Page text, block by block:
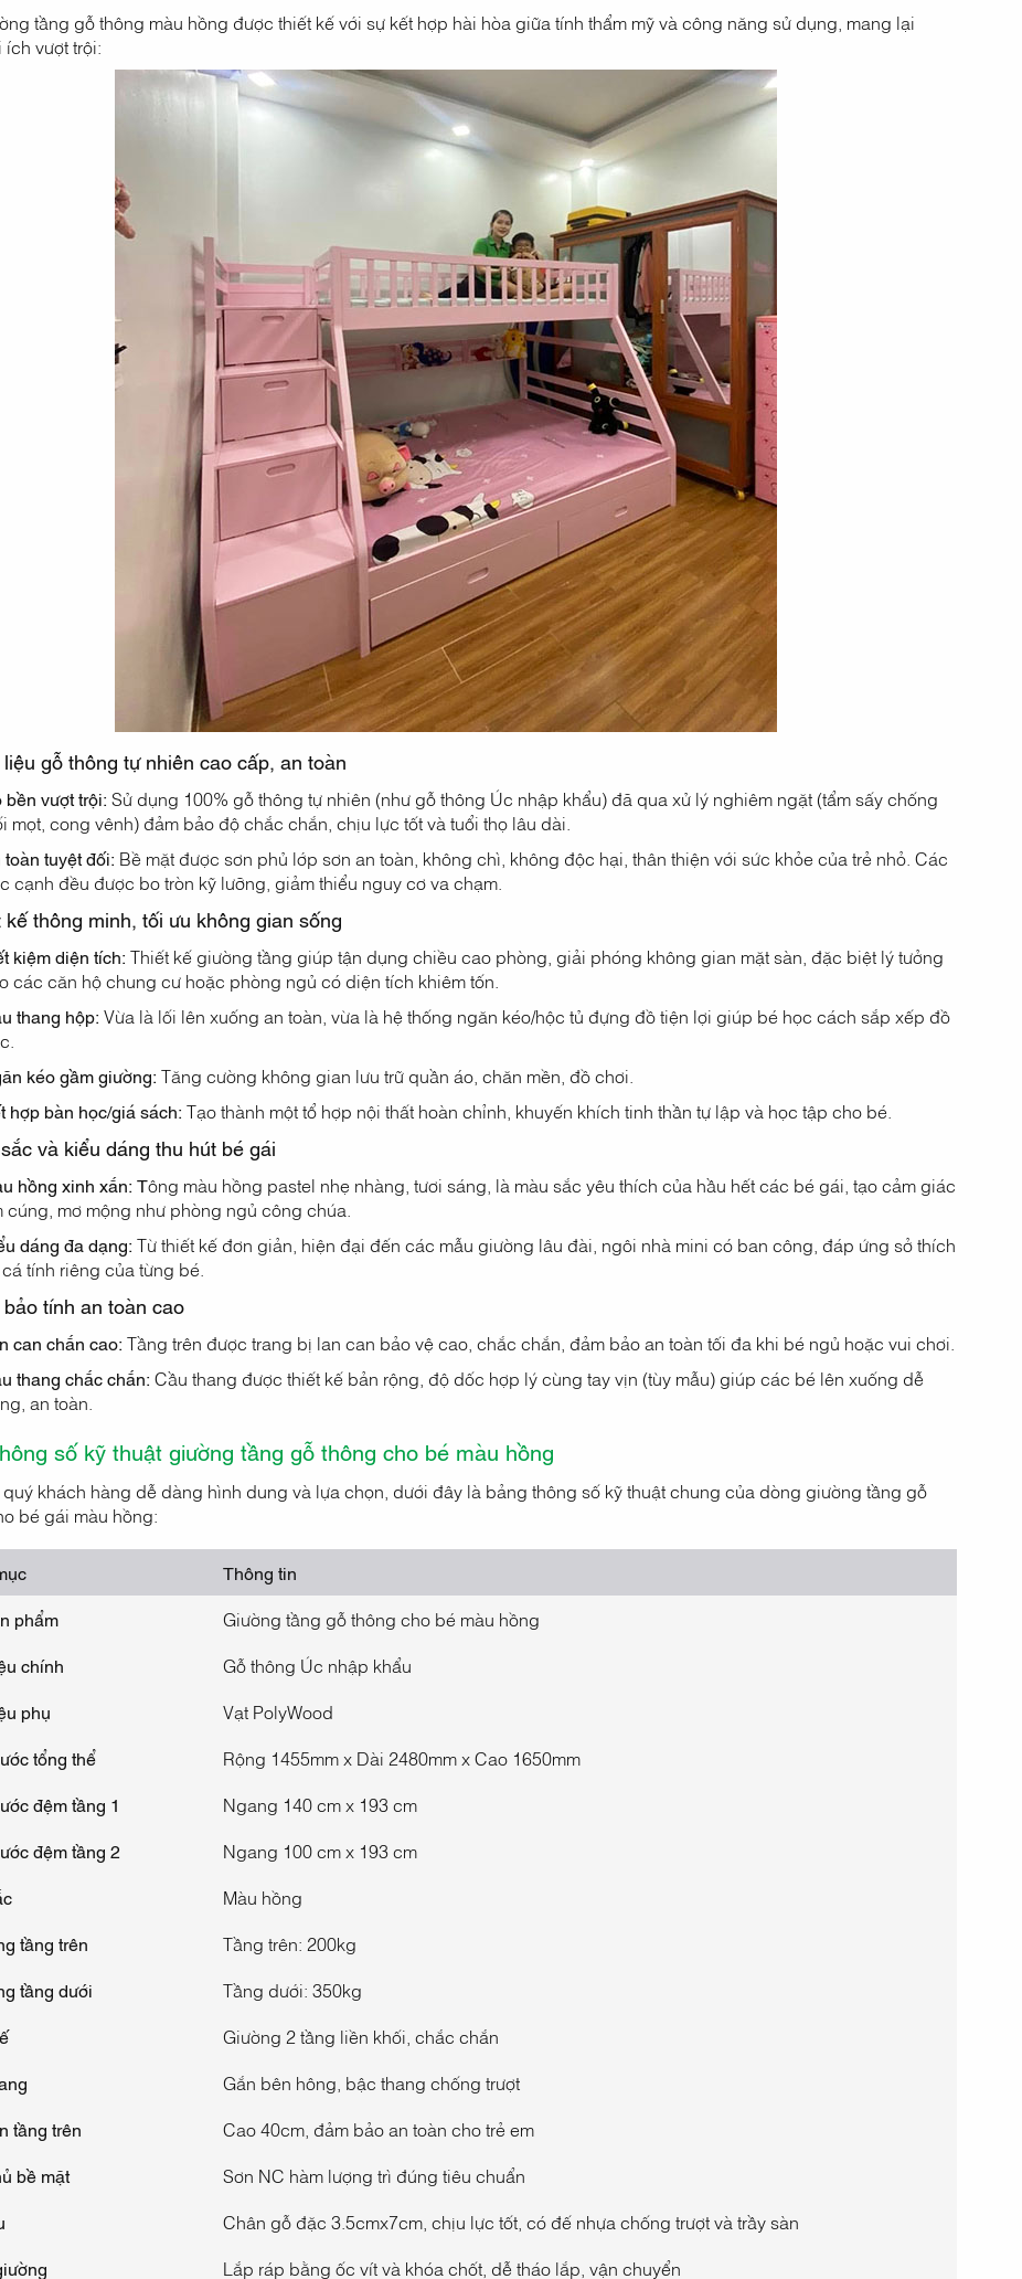
tầng gỗ thông màu hồng được thiết kế với sự kết hợp hài hòa giữa tính thẩm mỹ và công năng sử dụng, mang lại
ích vượt trội:
gỗ thông tự nhiên cao cấp, an toàn
vượt trội: Sử dụng 100% gỗ thông tự nhiên (như gỗ thông Úc nhập khẩu) đã qua xử lý nghiêm ngặt (tẩm sấy chống
mọt, cong vênh) đảm bảo độ chắc chắn, chịu lực tốt và tuổi thọ lâu dài.
toàn tuyệt đối: Bề mặt được sơn phủ lớp sơn an toàn, không chì, không độc hại, thân thiện với sức khỏe của trẻ nhỏ. Các
cạnh đều được bo tròn kỹ lưỡng, giảm thiểu nguy cơ va chạm.
kế thông minh, tối ưu không gian sống
kiệm diện tích: Thiết kế giường tầng giúp tận dụng chiều cao phòng, giải phóng không gian mặt sàn, đặc biệt lý tưởng
các căn hộ chung cư hoặc phòng ngủ có diện tích khiêm tốn.
thang hộp: Vừa là lối lên xuống an toàn, vừa là hệ thống ngăn kéo/hộc tủ đựng đồ tiện lợi giúp bé học cách sắp xếp đồ
kéo gầm giường: Tăng cường không gian lưu trữ quần áo, chăn mền, đồ chơi.
hợp bàn học/giá sách: Tạo thành một tổ hợp nội thất hoàn chỉnh, khuyến khích tinh thần tự lập và học tập cho bé.
và kiểu dáng thu hút bé gái
hồng xinh xắn: Tông màu hồng pastel nhẹ nhàng, tươi sáng, là màu sắc yêu thích của hầu hết các bé gái, tạo cảm giác
cúng, mơ mộng như phòng ngủ công chúa.
dáng đa dạng: Từ thiết kế đơn giản, hiện đại đến các mẫu giường lâu đài, ngôi nhà mini có ban công, đáp ứng sở thích
tính riêng của từng bé.
tính an toàn cao
can chắn cao: Tầng trên được trang bị lan can bảo vệ cao, chắc chắn, đảm bảo an toàn tối đa khi bé ngủ hoặc vui chơi.
thang chắc chắn: Cầu thang được thiết kế bản rộng, độ dốc hợp lý cùng tay vịn (tùy mẫu) giúp các bé lên xuống dễ
an toàn.
số kỹ thuật giường tầng gỗ thông cho bé màu hồng
khách hàng dễ dàng hình dung và lựa chọn, dưới đây là bảng thông số kỹ thuật chung của dòng giường tầng gỗ
bé gái màu hồng:
Thông tin
phẩm
Giường tầng gỗ thông cho bé màu hồng
chính
Gỗ thông Úc nhập khẩu
phụ
Vạt PolyWood
tổng thể
Rộng 1455mm x Dài 2480mm x Cao 1650mm
đệm tầng 1
Ngang 140 cm x 193 cm
đệm tầng 2
Ngang 100 cm x 193 cm
Màu hồng
tầng trên
Tầng trên: 200kg
tầng dưới
Tầng dưới: 350kg
Giường 2 tầng liền khối, chắc chắn
Gắn bên hông, bậc thang chống trượt
tầng trên
Cao 40cm, đảm bảo an toàn cho trẻ em
bề mặt
Sơn NC hàm lượng trì đúng tiêu chuẩn
Chân gỗ đặc 3.5cmx7cm, chịu lực tốt, có đế nhựa chống trượt và trầy sàn
Lắp ráp bằng ốc vít và khóa chốt, dễ tháo lắp, vận chuyển